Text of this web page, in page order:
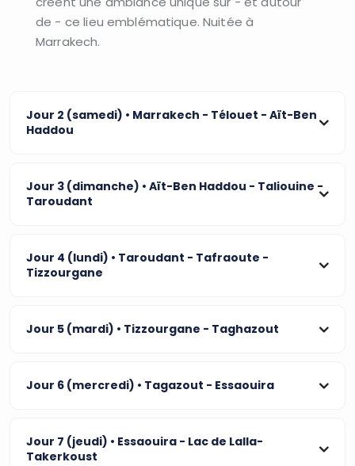
de - ce lieu emblématique. Nuitée à
Marrakech.
Jour 2 (samedi) • Marrakech - Télouet - Aït-Ben
Haddou
Jour 3 (dimanche) • Aït-Ben Haddou - Taliouine -
Taroudant
Jour 4 (lundi) • Taroudant - Tafraoute -
Tizzourgane
Jour 5 (mardi) • Tizzourgane - Taghazout
Jour 6 (mercredi) • Tagazout - Essaouira
Jour 7 (jeudi) • Essaouira - Lac de Lalla-
Takerkoust